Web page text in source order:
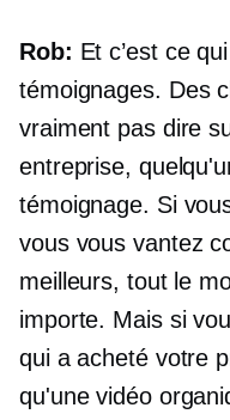
Rob: Et c’est ce
témoignages. Des
vraiment pas dire
entreprise,
témoignage. Si
vous vous vantez
meilleurs, tout le
importe. Mais si
qui a acheté votre
qu'une vidéo